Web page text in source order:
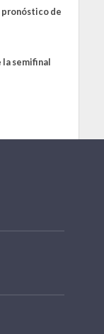
pronóstico de
la semifinal